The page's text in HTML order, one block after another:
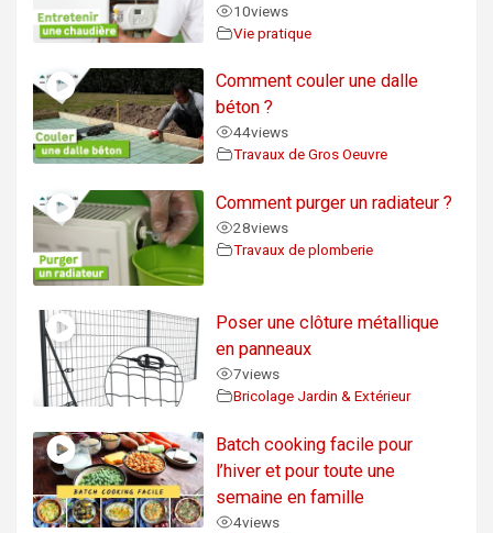
10views
Vie pratique
Comment couler une dalle
béton ?
44views
Travaux de Gros Oeuvre
Comment purger un radiateur ?
28views
Travaux de plomberie
Poser une clôture métallique
en panneaux
7views
Bricolage Jardin & Extérieur
Batch cooking facile pour
l’hiver et pour toute une
semaine en famille
4views